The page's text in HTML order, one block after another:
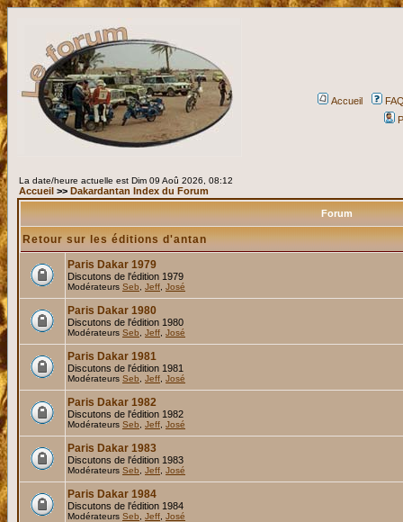
Accueil
La date/heure actuelle est Dim 09 Aoû 2026, 08:12
Accueil >> Dakardantan Index du Forum
Forum
Retour sur les éditions d'antan
Paris Dakar 1979
Discutons de l'édition 1979
Modérateurs Seb Jeff José
Paris Dakar 1980
Discutons de l'édition 1980
Modérateurs Seb Jeff José
Paris Dakar 1981
Discutons de l'édition 1981
Modérateurs Seb Jeff José
Paris Dakar 1982
Discutons de l'édition 1982
Modérateurs Seb Jeff José
Paris Dakar 1983
Discutons de l'édition 1983
Modérateurs Seb Jeff José
Paris Dakar 1984
Discutons de l'édition 1984
Modérateurs Seb Jeff José